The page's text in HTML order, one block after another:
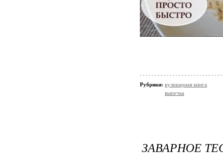
Рубрики: кулинарная книга
выпечка
ЗАВАРНОЕ